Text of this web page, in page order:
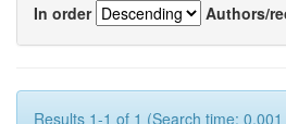
In order
Authors/
Results 1-1 of 1 (Search time: